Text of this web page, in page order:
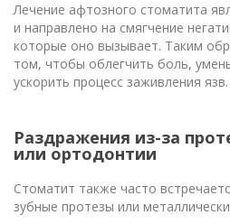
Лечение афтозного стоматита
и направлено на смягчение
которые оно вызывает. Таким
том, чтобы облегчить боль,
ускорить процесс заживления язв.
Раздражения из-за
или ортодонтии
Стоматит также часто
зубные протезы или